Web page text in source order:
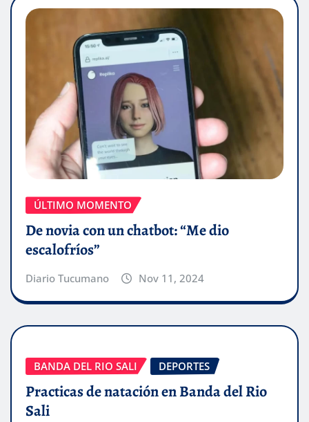
ÚLTIMO MOMENTO
De novia con un chatbot: “Me dio
escalofríos”
Diario Tucumano Nov 11, 2024
BANDA DEL RIO SALI DEPORTES
Practicas de natación en Banda del Rio
Sali